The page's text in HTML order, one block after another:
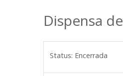
Dispensa
Status: Encerrada